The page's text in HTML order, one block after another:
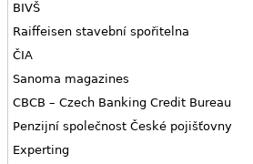
BIVŠ
Raiffeisen stavební spořitelna
ČIA
Sanoma magazines
CBCB – Czech Banking Credit Bureau
Penzijní společnost České pojišťovny
Experting